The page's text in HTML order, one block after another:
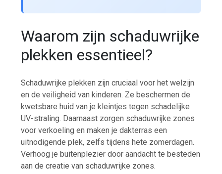
Waarom zijn schaduwrijke
plekken essentieel?
Schaduwrijke plekken zijn cruciaal voor het welzijn
en de veiligheid van kinderen. Ze beschermen de
kwetsbare huid van je kleintjes tegen schadelijke
UV-straling. Daarnaast zorgen schaduwrijke zones
voor verkoeling en maken je dakterras een
uitnodigende plek, zelfs tijdens hete zomerdagen.
Verhoog je buitenplezier door aandacht te besteden
aan de creatie van schaduwrijke zones.